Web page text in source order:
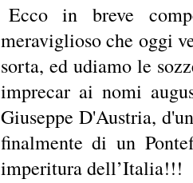
Ecco in breve
meraviglioso che oggi
sorta, ed udiamo le
imprecar ai nomi
Giuseppe D'Austria,
finalmente di un
imperitura dell’Italia!!!